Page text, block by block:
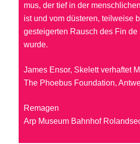
mus, der tief in der
ist und vom düsteren, teilweise
gesteigerten Rausch des Fin
wurde.
James Ensor, Skelett verhaftet
The Phoebus Foundation,
Remagen
Arp Museum Bahnhof